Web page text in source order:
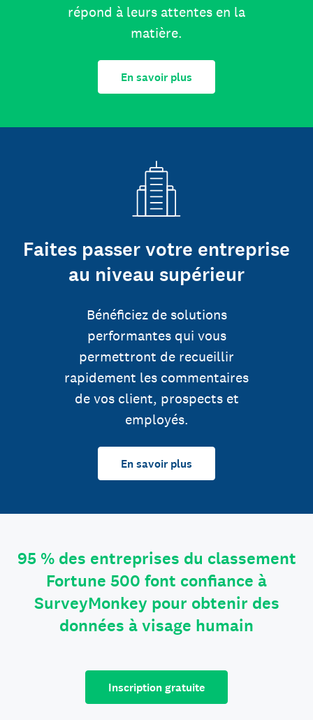
répond à leurs attentes en la
matière.
En savoir plus
Faites passer votre entreprise
au niveau supérieur
Bénéficiez de solutions
performantes qui vous
permettront de recueillir
rapidement les commentaires
de vos client, prospects et
employés.
En savoir plus
95 % des entreprises du classement
Fortune 500 font confiance à
SurveyMonkey pour obtenir des
données à visage humain
Inscription gratuite